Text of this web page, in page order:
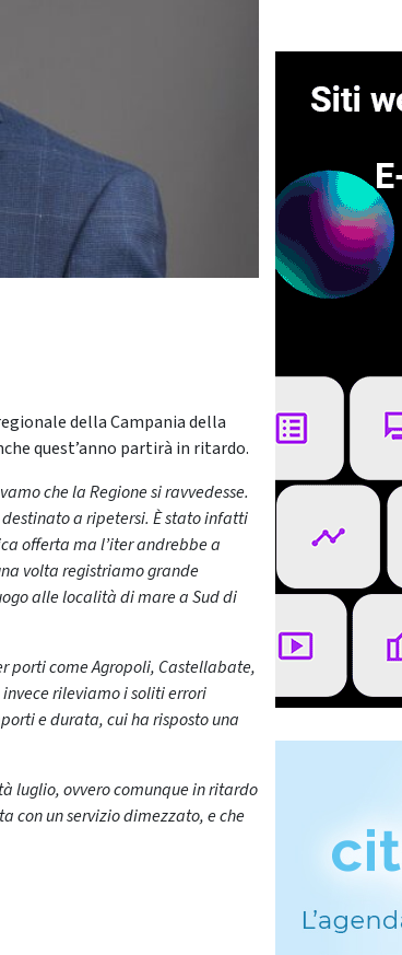
della Campania della
quest’anno partirà in ritardo.
che la Regione si ravvedesse.
a ripetersi. È stato infatti
offerta ma l’iter andrebbe a
volta registriamo grande
alle località di mare a Sud di
porti come Agropoli, Castellabate,
rileviamo i soliti errori
e durata, cui ha risposto una
luglio, ovvero comunque in ritardo
con un servizio dimezzato, e che